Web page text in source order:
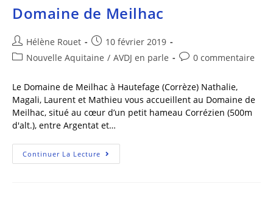
Domaine de Meilhac
Hélène Rouet
10 février 2019
Nouvelle Aquitaine / AVDJ en parle 0 commentaire
Le Domaine de Meilhac à Hautefage (Corrèze) Nathalie,
Magali, Laurent et Mathieu vous accueillent au Domaine de
Meilhac, situé au cœur d’un petit hameau Corrézien (500m
d'alt.), entre Argentat et…
Continuer La Lecture